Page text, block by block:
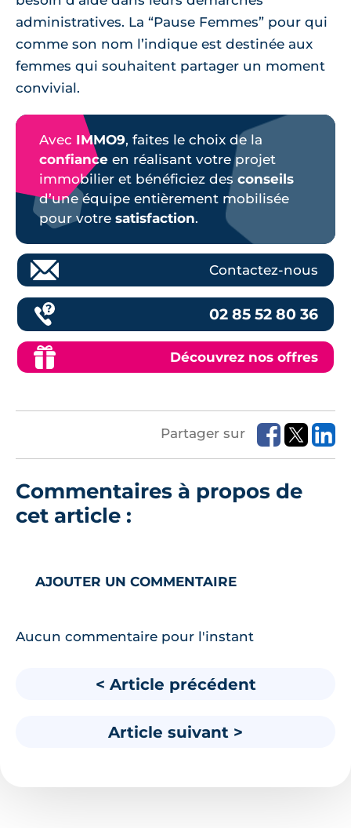
administratives. La “Pause Femmes” pour qui
comme son nom l’indique est destinée aux
femmes qui souhaitent partager un moment
convivial.
Avec IMMO9, faites le choix de la
confiance en réalisant votre projet
immobilier et bénéficiez des conseils
d’une équipe entièrement mobilisée
pour votre satisfaction.
Contactez-nous
02 85 52 80 36
Découvrez nos offres
Partager sur
Commentaires à propos de
cet article :
AJOUTER UN COMMENTAIRE
Aucun commentaire pour l'instant
< Article précédent
Article suivant >